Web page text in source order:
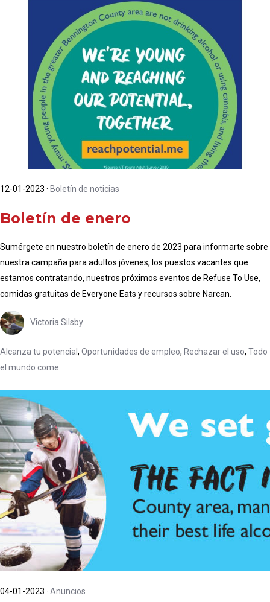
12-01-2023 · Boletín de noticias
Boletín de enero
Sumérgete en nuestro boletín de enero de 2023 para informarte sobre
nuestra campaña para adultos jóvenes, los puestos vacantes que
estamos contratando, nuestros próximos eventos de Refuse To Use,
comidas gratuitas de Everyone Eats y recursos sobre Narcan.
Victoria Silsby
Alcanza tu potencial , Oportunidades de empleo, Rechazar el uso, Todo
el mundo come
04-01-2023 · Anuncios